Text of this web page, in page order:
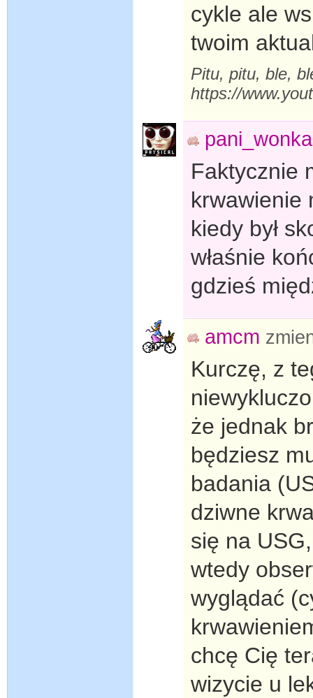
cykle ale
twoim
Pitu, pitu, ble,
https://
pani_wonka
Faktycznie
krwawienie
kiedy był
właśnie
gdzieś
amcm
Kurczę, z
że jednak
będziesz
badania
dziwne
się na
wtedy
wyglądać
chcę Cię
wizycie u